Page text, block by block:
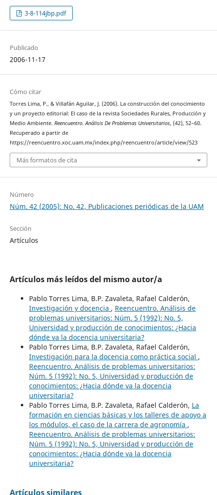
3-8-114jbp.pdf
Publicado
2006-11-17
Cómo citar
Torres Lima, P., & Villafán Aguilar, J. (2006). La construcción del conocimiento
y un proyecto editorial: El caso de la revista Sociedades Rurales, Producción y
Medio Ambiente. Reencuentro. Análisis De Problemas Universitarios, (42), 52–60.
Recuperado a partir de
https://reencuentro.xoc.uam.mx/index.php/reencuentro/article/view/523
Más formatos de cita
Número
Núm. 42 (2005): No. 42, Publicaciones periódicas de la UAM
Sección
Artículos
Artículos más leídos del mismo autor/a
Pablo Torres Lima, B.P. Zavaleta, Rafael Calderón,
Investigación y docencia , Reencuentro. Análisis de
problemas universitarios: Núm. 5 (1992): No. 5,
Universidad y producción de conocimientos: ¿Hacia
dónde va la docencia universitaria?
Pablo Torres Lima, B.P. Zavaleta, Rafael Calderón,
Investigación para la docencia como práctica social ,
Reencuentro. Análisis de problemas universitarios:
Núm. 5 (1992): No. 5, Universidad y producción de
conocimientos: ¿Hacia dónde va la docencia
universitaria?
Pablo Torres Lima, B.P. Zavaleta, Rafael Calderón, La
formación en ciencias básicas y los talleres de apoyo a
los módulos, el caso de la carrera de agronomía ,
Reencuentro. Análisis de problemas universitarios:
Núm. 5 (1992): No. 5, Universidad y producción de
conocimientos: ¿Hacia dónde va la docencia
universitaria?
Artículos similares